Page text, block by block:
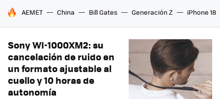
HOY SE HABLA DE
AEMET China Bill Gates Generación Z iPhone 18
Sony WI-1000XM2: su
cancelación de ruido en
un formato ajustable al
cuello y 10 horas de
autonomía